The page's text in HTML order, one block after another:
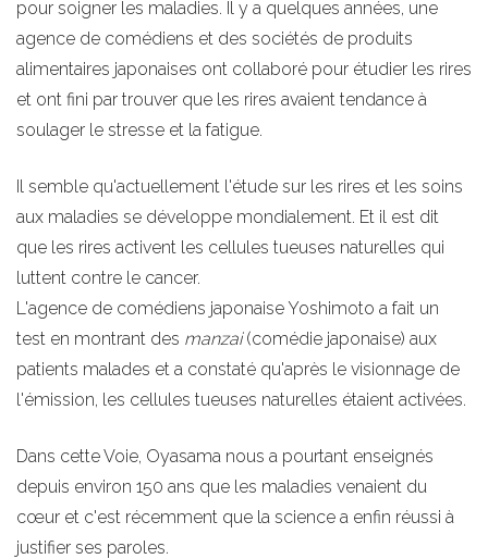
pour soigner les maladies. Il y a quelques années, une
agence de comédiens et des sociétés de produits
alimentaires japonaises ont collaboré pour étudier les rires
et ont fini par trouver que les rires avaient tendance à
soulager le stresse et la fatigue.
Il semble qu'actuellement l'étude sur les rires et les soins
aux maladies se développe mondialement. Et il est dit
que les rires activent les cellules tueuses naturelles qui
luttent contre le cancer.
L'agence de comédiens japonaise Yoshimoto a fait un
test en montrant des manzai(comédie japonaise) aux
patients malades et a constaté qu'après le visionnage de
l'émission, les cellules tueuses naturelles étaient activées.
Dans cette Voie, Oyasama nous a pourtant enseignés
depuis environ 150 ans que les maladies venaient du
cœur et c'est récemment que la science a enfin réussi à
justifier ses paroles.